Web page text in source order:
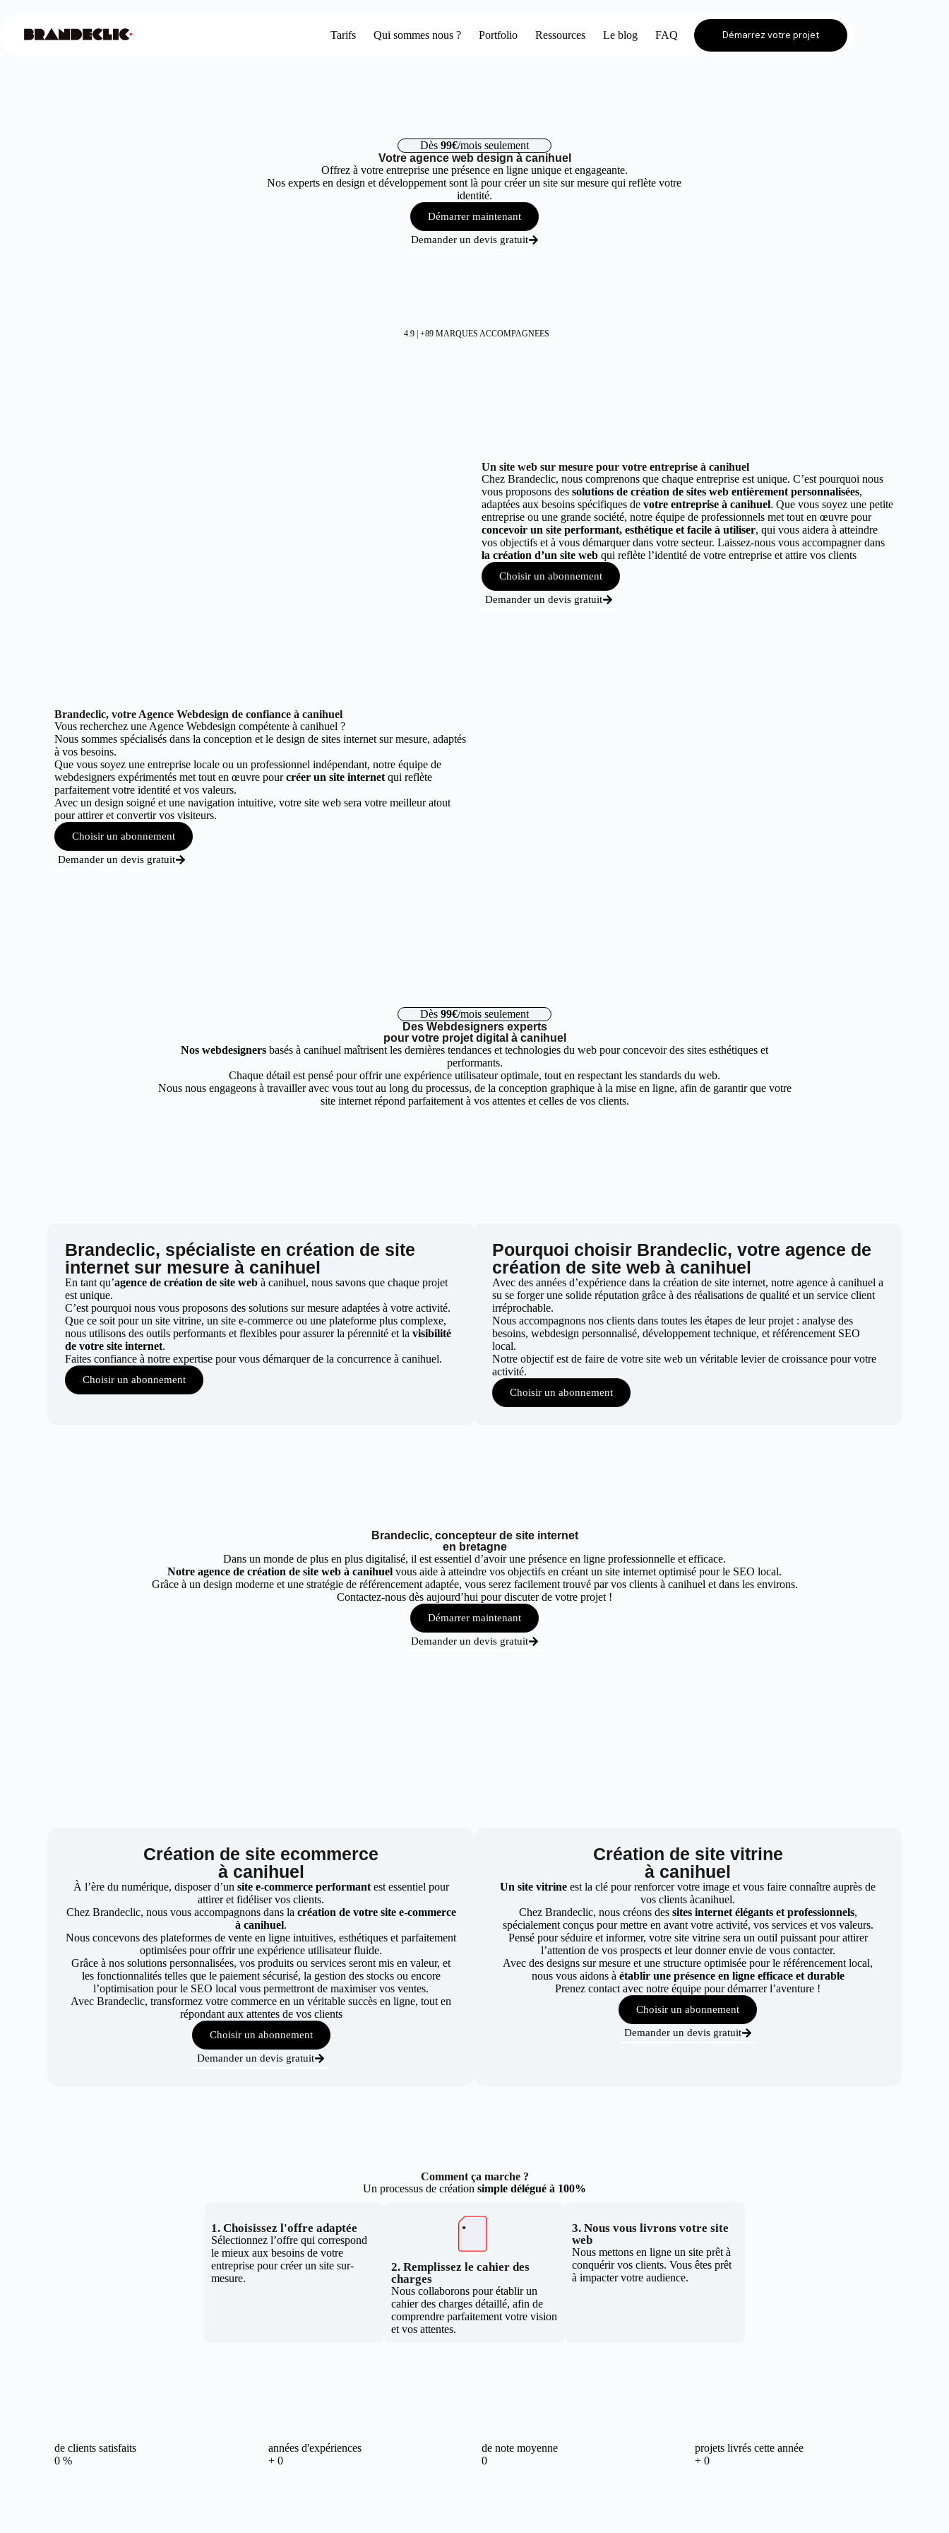
Tarifs Qui sommes nous ? Portfolio Ressources Le blog FAQ Démarrez votre projet
Dès 99€/mois seulement
Votre agence web design à canihuel
Offrez à votre entreprise une présence en ligne unique et engageante.
Nos experts en design et développement sont là pour créer un site sur mesure qui reflète votre
identité.
Démarrer maintenant
Demander un devis gratuit
4.9 | +89 MARQUES ACCOMPAGNEES
Un site web sur mesure pour votre entreprise à canihuel
Chez Brandeclic, nous comprenons que chaque entreprise est unique. C’est pourquoi nous
vous proposons des solutions de création de sites web entièrement personnalisées,
adaptées aux besoins spécifiques de votre entreprise à canihuel. Que vous soyez une petite
entreprise ou une grande société, notre équipe de professionnels met tout en œuvre pour
concevoir un site performant, esthétique et facile à utiliser, qui vous aidera à atteindre
vos objectifs et à vous démarquer dans votre secteur. Laissez-nous vous accompagner dans
la création d’un site web qui reflète l’identité de votre entreprise et attire vos clients
Choisir un abonnement
Demander un devis gratuit
Brandeclic, votre Agence Webdesign de confiance à canihuel
Vous recherchez une Agence Webdesign compétente à canihuel ?
Nous sommes spécialisés dans la conception et le design de sites internet sur mesure, adaptés
à vos besoins.
Que vous soyez une entreprise locale ou un professionnel indépendant, notre équipe de
webdesigners expérimentés met tout en œuvre pourcréer un site internetqui reflète
parfaitement votre identité et vos valeurs.
Avec un design soigné et une navigation intuitive, votre site web sera votre meilleur atout
pour attirer et convertir vos visiteurs.
Choisir un abonnement
Demander un devis gratuit
Dès 99€/mois seulement
Des Webdesigners experts
pour votre projet digital à canihuel
Nos webdesigners basés à canihuel maîtrisent les dernières tendances et technologies du web pour concevoir des sites esthétiques et
performants.
Chaque détail est pensé pour offrir une expérience utilisateur optimale, tout en respectant les standards du web.
Nous nous engageons à travailler avec vous tout au long du processus, de la conception graphique à la mise en ligne, afin de garantir que votre
site internet répond parfaitement à vos attentes et celles de vos clients.
Brandeclic, spécialiste en création de site
internet sur mesure à canihuel
En tant qu’agence de création de site web à canihuel, nous savons que chaque projet
est unique.
C’est pourquoi nous vous proposons des solutions sur mesure adaptées à votre activité.
Que ce soit pour un site vitrine, un site e-commerce ou une plateforme plus complexe,
nous utilisons des outils performants et flexibles pour assurer la pérennité et lavisibilité
de votre site internet.
Faites confiance à notre expertise pour vous démarquer de la concurrence à canihuel.
Choisir un abonnement
Pourquoi choisir Brandeclic, votre agence de
création de site web à canihuel
Avec des années d’expérience dans la création de site internet, notre agence à canihuel a
su se forger une solide réputation grâce à des réalisations de qualité et un service client
irréprochable.
Nous accompagnons nos clients dans toutes les étapes de leur projet : analyse des
besoins, webdesign personnalisé, développement technique, et référencement SEO
local.
Notre objectif est de faire de votre site web un véritable levier de croissance pour votre
activité.
Choisir un abonnement
Brandeclic, concepteur de site internet
en bretagne
Dans un monde de plus en plus digitalisé, il est essentiel d’avoir une présence en ligne professionnelle et efficace.
Notre agence de création de site web à canihuel vous aide à atteindre vos objectifs en créant un site internet optimisé pour le SEO local.
Grâce à un design moderne et une stratégie de référencement adaptée, vous serez facilement trouvé par vos clients à canihuel et dans les environs.
Contactez-nous dès aujourd’hui pour discuter de votre projet !
Démarrer maintenant
Demander un devis gratuit
Création de site ecommerce
à canihuel
À l’ère du numérique, disposer d’un site e-commerce performant est essentiel pour
attirer et fidéliser vos clients.
Chez Brandeclic, nous vous accompagnons dans la création de votre site e-commerce
à canihuel.
Nous concevons des plateformes de vente en ligne intuitives, esthétiques et parfaitement
optimisées pour offrir une expérience utilisateur fluide.
Grâce à nos solutions personnalisées, vos produits ou services seront mis en valeur, et
les fonctionnalités telles que le paiement sécurisé, la gestion des stocks ou encore
l’optimisation pour le SEO local vous permettront de maximiser vos ventes.
Avec Brandeclic, transformez votre commerce en un véritable succès en ligne, tout en
répondant aux attentes de vos clients
Choisir un abonnement
Demander un devis gratuit
Création de site vitrine
à canihuel
Un site vitrine est la clé pour renforcer votre image et vous faire connaître auprès de
vos clients àcanihuel.
Chez Brandeclic, nous créons dessites internet élégants et professionnels,
spécialement conçus pour mettre en avant votre activité, vos services et vos valeurs.
Pensé pour séduire et informer, votre site vitrine sera un outil puissant pour attirer
l’attention de vos prospects et leur donner envie de vous contacter.
Avec des designs sur mesure et une structure optimisée pour le référencement local,
nous vous aidons à établir une présence en ligne efficace et durable
Prenez contact avec notre équipe pour démarrer l’aventure !
Choisir un abonnement
Demander un devis gratuit
Comment ça marche ?
Un processus de création simple délégué à 100%
1. Choisissez l'offre adaptée
Sélectionnez l’offre qui correspond
le mieux aux besoins de votre
entreprise pour créer un site sur-
mesure.
2. Remplissez le cahier des
charges
Nous collaborons pour établir un
cahier des charges détaillé, afin de
comprendre parfaitement votre vision
et vos attentes.
3. Nous vous livrons votre site
web
Nous mettons en ligne un site prêt à
conquérir vos clients. Vous êtes prêt
à impacter votre audience.
de clients satisfaits
0 %
années d'expériences
+ 0
de note moyenne
0
projets livrés cette année
+ 0